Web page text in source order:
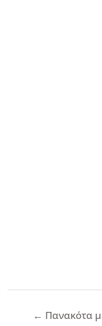
Πλοήγηση
← Πανακότα